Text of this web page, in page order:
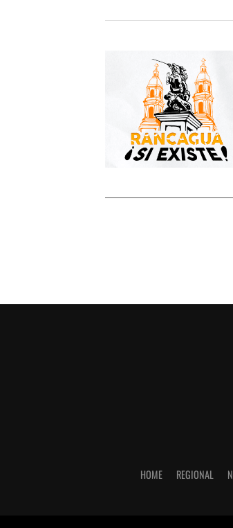
HOME REGIONAL